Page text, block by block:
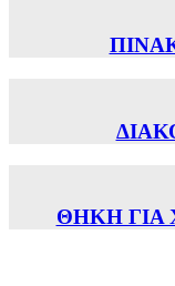
ΘΗΚΗ